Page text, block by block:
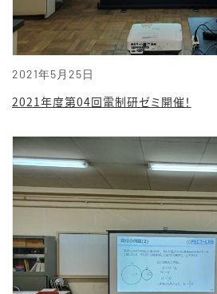
2021年5月25日
2021年度第04回電制研ゼミ開催！